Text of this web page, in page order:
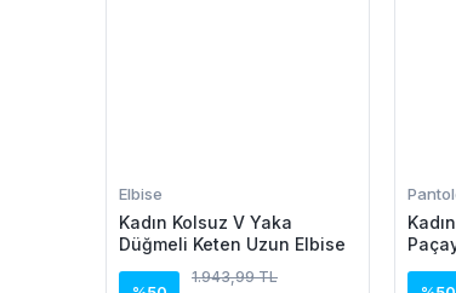
Elbise
Kadın Kolsuz V Yaka
Düğmeli Keten Uzun Elbise
1.943,99 TL